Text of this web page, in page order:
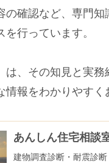
の確認など、専門
行っています。
は、その知見と実務
情報をわかりやすく
あんしん住宅相談
建物調査診断・耐震診